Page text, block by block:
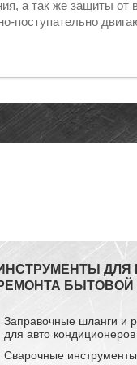
а так же защиты
поступательно
ДЛЯ
БЫТОВОЙ
Заправочные шланги и
для авто кондиционеров
Сварочные инструменты